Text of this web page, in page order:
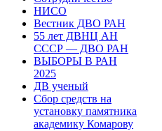
НИСО
Вестник ДВО РАН
55 лет ДВНЦ АН
СССР — ДВО РАН
ВЫБОРЫ В РАН
2025
ДВ ученый
Сбор средств на
установку памятника
академику Комарову